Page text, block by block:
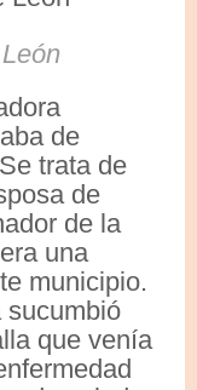
de
trata de
de
de la
una
municipio.
sucumbió
que venía